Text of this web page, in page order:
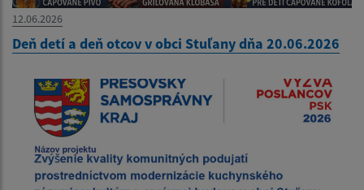
12.06.2026
Deň detí a deň otcov v obci Stuľany dňa 20.06.2026